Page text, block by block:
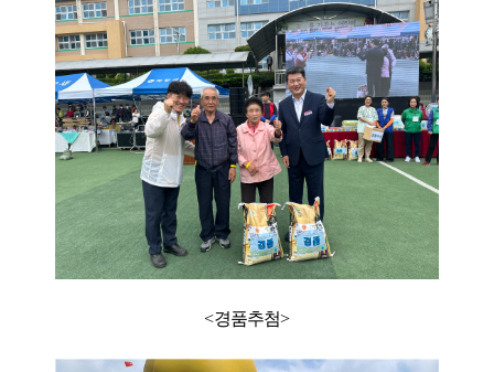
<경품추첨>